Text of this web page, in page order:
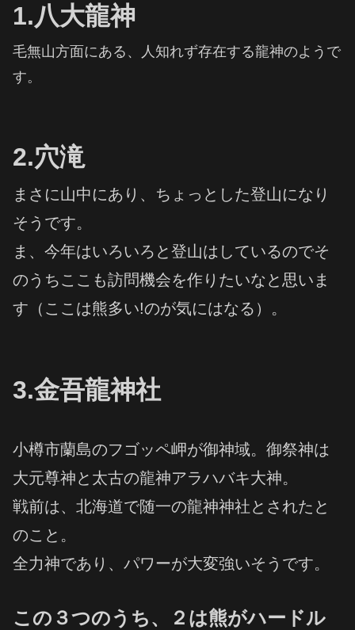
1.八大龍神
毛無山方面にある、人知れず存在する龍神のようで
す。
2.穴滝
まさに山中にあり、ちょっとした登山になり
そうです。
ま、今年はいろいろと登山はしているのでそ
のうちここも訪問機会を作りたいなと思いま
す（ここは熊多い!のが気にはなる）。
3.金吾龍神社
小樽市蘭島のフゴッペ岬が御神域。御祭神は
大元尊神と太古の龍神アラハバキ大神。
戦前は、北海道で随一の龍神神社とされたと
のこと。
全力神であり、パワーが大変強いそうです。
この３つのうち、２は熊がハードル